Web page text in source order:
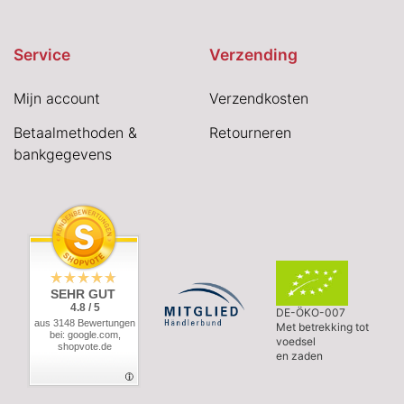
Service
Mijn account
Betaalmethoden &
bankgegevens
Verzending
Verzendkosten
Retourneren
SEHR GUT
4.8 / 5
aus 3148 Bewertungen
bei: google.com,
shopvote.de
DE-ÖKO-007
Met betrekking tot
voedsel
en zaden